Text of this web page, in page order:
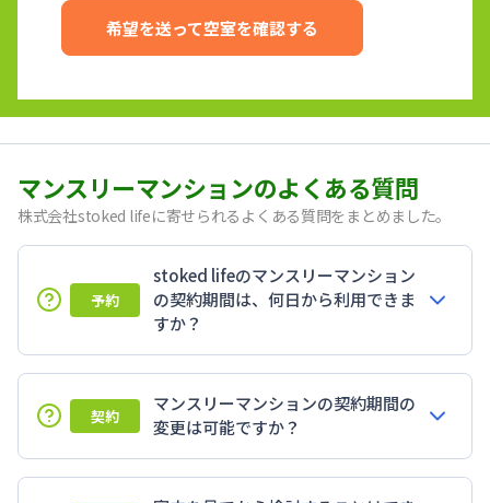
希望を送って空室を確認する
マンスリーマンションのよくある質問
株式会社stoked lifeに寄せられるよくある質問をまとめました。
予約
stoked lifeのマンスリーマンション
の契約期間は、何日から利用できま
すか？
契約
マンスリーマンションの契約期間の
変更は可能ですか？